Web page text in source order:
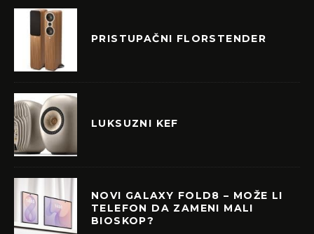
PRISTUPAČNI FLORSTENDER
LUKSUZNI KEF
NOVI GALAXY FOLD8 – MOŽE LI
TELEFON DA ZAMENI MALI
BIOSKOP?